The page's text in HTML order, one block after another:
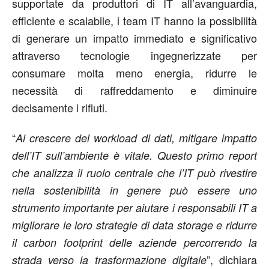
supportate da produttori di IT all’avanguardia,
efficiente e scalabile, i team IT hanno la possibilità
di generare un impatto immediato e significativo
attraverso tecnologie ingegnerizzate per
consumare molta meno energia, ridurre le
necessità di raffreddamento e diminuire
decisamente i rifiuti.
“Al crescere dei workload di dati, mitigare impatto
dell’IT sull’ambiente è vitale. Questo primo report
che analizza il ruolo centrale che l’IT può rivestire
nella sostenibilità in genere può essere uno
strumento importante per aiutare i responsabili IT a
migliorare le loro strategie di data storage e ridurre
il carbon footprint delle aziende percorrendo la
strada verso la trasformazione digitale”, dichiara